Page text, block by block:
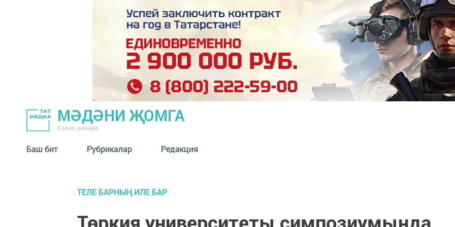
МӘДӘНИ ҖОМГА
Казан шәһәре
Баш бит Рубрикалар Редакция
ТЕЛЕ БАРНЫҢ ИЛЕ БАР
Төркия университеты симпозиумында